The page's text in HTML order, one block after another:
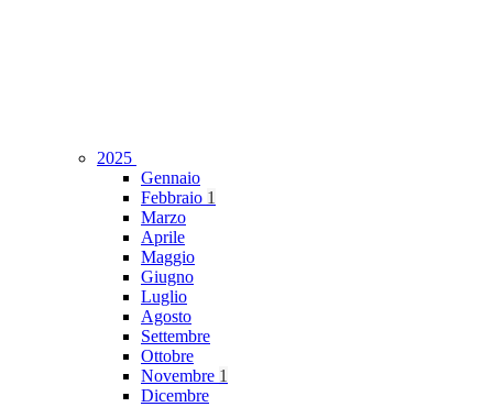
2025
Gennaio
Febbraio 1
Marzo
Aprile
Maggio
Giugno
Luglio
Agosto
Settembre
Ottobre
Novembre 1
Dicembre